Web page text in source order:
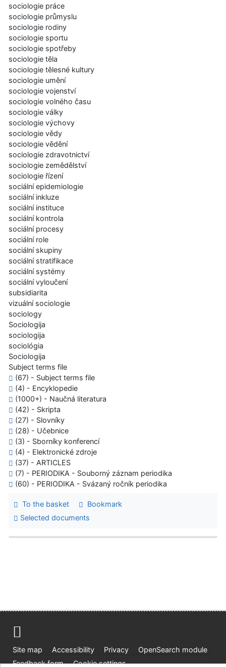
sociologie práce
sociologie průmyslu
sociologie rodiny
sociologie sportu
sociologie spotřeby
sociologie těla
sociologie tělesné kultury
sociologie umění
sociologie vojenství
sociologie volného času
sociologie války
sociologie výchovy
sociologie vědy
sociologie vědění
sociologie zdravotnictví
sociologie zemědělství
sociologie řízení
sociální epidemiologie
sociální inkluze
sociální instituce
sociální kontrola
sociální procesy
sociální role
sociální skupiny
sociální stratifikace
sociální systémy
sociální vyloučení
subsidiarita
vizuální sociologie
sociology
Sociologija
sociologija
sociológia
Sociologija
Subject terms file
(67) - Subject terms file
(4) - Encyklopedie
(1000+) - Naučná literatura
(42) - Skripta
(27) - Slovníky
(28) - Učebnice
(3) - Sborníky konferencí
(4) - Elektronické zdroje
(37) - ARTICLES
(7) - PERIODIKA - Souborný záznam periodika
(60) - PERIODIKA - Svázaný ročník periodika
To the basket
Bookmark
Selected documents
Site map Accessibility Privacy
OpenSearch module
Feedback form
Cookie settings